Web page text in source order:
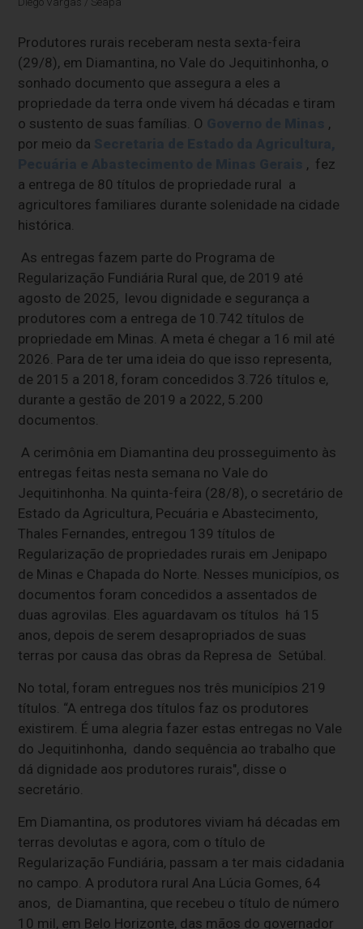
Produtores rurais receberam nesta sexta-feira
(29/8), em Diamantina, no Vale do Jequitinhonha, o
sonhado documento que assegura a eles a
propriedade da terra onde vivem há décadas e tiram
o sustento de suas famílias. O
,
por meio da
, fez
a entrega de 80 títulos de propriedade rural a
agricultores familiares durante solenidade na cidade
histórica.
As entregas fazem parte do Programa de
Regularização Fundiária Rural que, de 2019 até
agosto de 2025, levou dignidade e segurança a
produtores com a entrega de 10.742 títulos de
propriedade em Minas. A meta é chegar a 16 mil até
2026. Para de ter uma ideia do que isso representa,
de 2015 a 2018, foram concedidos 3.726 títulos e,
durante a gestão de 2019 a 2022, 5.200
documentos.
A cerimônia em Diamantina deu prosseguimento às
entregas feitas nesta semana no Vale do
Jequitinhonha. Na quinta-feira (28/8), o secretário de
Estado da Agricultura, Pecuária e Abastecimento,
Thales Fernandes, entregou 139 títulos de
Regularização de propriedades rurais em Jenipapo
de Minas e Chapada do Norte. Nesses municípios, os
documentos foram concedidos a assentados de
duas agrovilas. Eles aguardavam os títulos há 15
anos, depois de serem desapropriados de suas
terras por causa das obras da Represa de Setúbal.
No total, foram entregues nos três municípios 219
títulos. “A entrega dos títulos faz os produtores
existirem. É uma alegria fazer estas entregas no Vale
do Jequitinhonha, dando sequência ao trabalho que
dá dignidade aos produtores rurais", disse o
secretário.
Em Diamantina, os produtores viviam há décadas em
terras devolutas e agora, com o título de
Regularização Fundiária, passam a ter mais cidadania
no campo. A produtora rural Ana Lúcia Gomes, 64
anos, de Diamantina, que recebeu o título de número
10 mil, em Belo Horizonte, das mãos do governador